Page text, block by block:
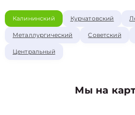
Калининский Курчатовский
Металлургический Советский
Центральный
Мы на